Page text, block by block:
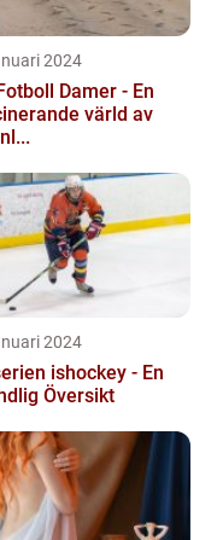
2024
Damer - En
värld av
2024
ishockey - En
Översikt